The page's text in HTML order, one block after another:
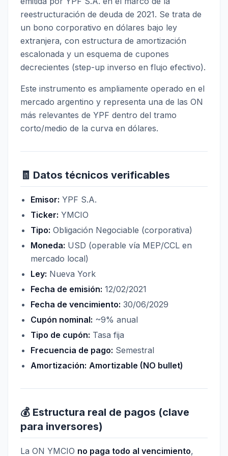
reestructuración de deuda de 2021. Se trata de
un bono corporativo en dólares bajo ley
extranjera, con estructura de amortización
escalonada y un esquema de cupones
decrecientes (step-up inverso en flujo efectivo).
Este instrumento es ampliamente operado en el
mercado argentino y representa una de las ON
más relevantes de YPF dentro del tramo
corto/medio de la curva en dólares.
🧾 Datos técnicos verificables
Emisor: YPF S.A.
Ticker: YMCIO
Tipo: Obligación Negociable (corporativa)
Moneda: USD (operable vía MEP/CCL en
mercado local)
Ley: Nueva York
Fecha de emisión: 12/02/2021
Fecha de vencimiento: 30/06/2029
Cupón nominal: ~9% anual
Tipo de cupón: Tasa fija
Frecuencia de pago: Semestral
Amortización: Amortizable (NO bullet)
💰 Estructura real de pagos (clave
para inversores)
La ON YMCIO no paga todo al vencimiento,